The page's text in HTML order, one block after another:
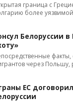
граница с
более уязвимой
Белоруссии
через
ЕС